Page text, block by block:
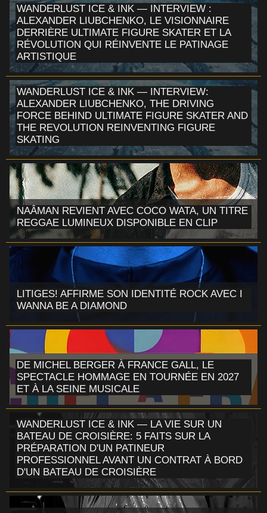
WANDERLUST ICE & INK — INTERVIEW :
ALEXANDER LIUBCHENKO, LE VISIONNAIRE
DERRIÈRE ULTIMATE FIGURE SKATER ET LA
RÉVOLUTION QUI RÉINVENTE LE PATINAGE
ARTISTIQUE
WANDERLUST ICE & INK — INTERVIEW:
ALEXANDER LIUBCHENKO, THE DRIVING
FORCE BEHIND ULTIMATE FIGURE SKATER AND
THE REVOLUTION REINVENTING FIGURE
SKATING
NAÂMAN REVIENT AVEC COCO WATA, UN TITRE
REGGAE LUMINEUX DISPONIBLE EN CLIP
LITIGES! AFFIRME SON IDENTITÉ ROCK AVEC I
WANNA BE A DIAMOND
DE MICHEL BERGER À FRANCE GALL, LE
SPECTACLE HOMMAGE EN TOURNÉE EN 2027
ET À LA SEINE MUSICALE
WANDERLUST ICE & INK — LA VIE SUR UN
BATEAU DE CROISIÈRE: 5 FAITS SUR LA
PRÉPARATION D'UN PATINEUR
PROFESSIONNEL AVANT UN CONTRAT À BORD
D'UN BATEAU DE CROISIÈRE